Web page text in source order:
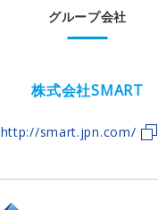
グループ会社
株式会社SMART
http://smart.jpn.com/